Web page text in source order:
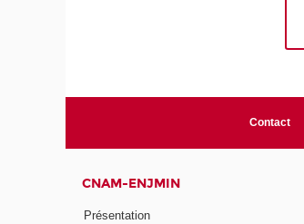
Contact
CNAM-ENJMIN
Présentation